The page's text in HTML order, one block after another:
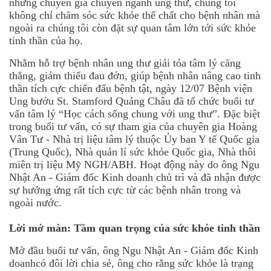
những chuyên gia chuyên ngành ung thư, chúng tôi
không chỉ chăm sóc sức khỏe thể chất cho bệnh nhân mà
ngoài ra chúng tôi còn đặt sự quan tâm lớn tới sức khỏe
tinh thần của họ.
Nhằm hỗ trợ bệnh nhân ung thư giải tỏa tâm lý căng
thẳng, giảm thiểu đau đớn, giúp bệnh nhân nâng cao tinh
thần tích cực chiến đấu bệnh tật, ngày 12/07 Bệnh viện
Ung bướu St. Stamford Quảng Châu đã tổ chức buổi tư
vấn tâm lý “Học cách sống chung với ung thư”. Đặc biệt
trong buổi tư vấn, có sự tham gia của chuyên gia Hoàng
Vân Tư - Nhà trị liệu tâm lý thuộc Ủy ban Y tế Quốc gia
(Trung Quốc), Nhà quản lí sức khỏe Quốc gia, Nhà thôi
miên trị liệu Mỹ NGH/ABH. Hoạt động này do ông Ngu
Nhật An - Giám đốc Kinh doanh chủ trì và đã nhận được
sự hưởng ứng rất tích cực từ các bệnh nhân trong và
ngoài nước.
Lời mở màn: Tầm quan trọng của sức khỏe tinh thần
Mở đầu buổi tư vấn, ông Ngu Nhật An - Giám đốc Kinh
doanhcó đôi lời chia sẻ, ông cho rằng sức khỏe là trạng